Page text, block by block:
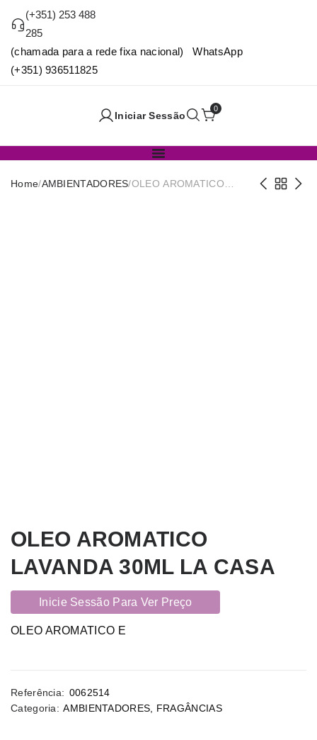
(+351) 253 488
285
(chamada para a rede fixa nacional) WhatsApp
(+351) 936511825
Iniciar Sessão
0
Home/AMBIENTADORES/OLEO AROMATICO
OLEO AROMATICO
LAVANDA 30ML LA CASA
Inicie Sessão Para Ver Preço
OLEO AROMATICO E
Referência: 0062514
Categoria: AMBIENTADORES FRAGÂNCIAS